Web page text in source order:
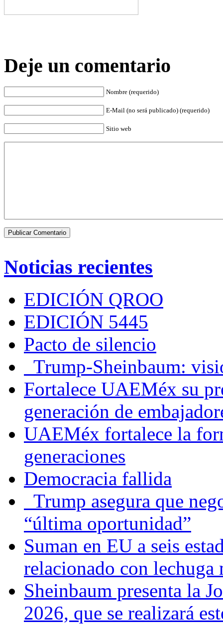
Deje un comentario
Nombre (requerido)
E-Mail (no será publicado) (requerido)
Sitio web
Noticias recientes
EDICIÓN QROO
EDICIÓN 5445
Pacto de silencio
Trump-Sheinbaum:
Fortalece UAEMéx su
generación de
UAEMéx fortalece la
generaciones
Democracia fallida
Trump asegura que
“última oportunidad”
Suman en EU a seis
relacionado con lechuga
Sheinbaum presenta la
2026, que se realizará